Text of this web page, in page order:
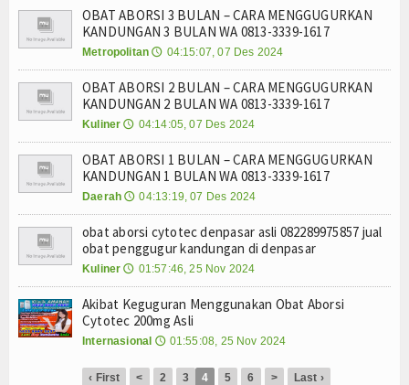
Dokumen A
Dokumen B
Dokumen C
Video
Agenda
Cara Menggugurkan Kandungan Usia Kehamilan
Cara Menggugurkan Kandungan Usia Kehamilan
Cara Menggugurkan Kandungan Usia Kehamilan
Cara Menggugurkan Kandungan Usia Kehamilan
Mencari Informasi Obat Aborsi Misoprostol di
Mencari Informasi Obat Aborsi Misoprostol di
Mencari Informasi Obat Aborsi Misoprostol Di
Mencari Informasi Obat Aborsi Misoprostol Di
Cara Menggugurkan Kandungan Usia Kehamilan
Cara Menggugurkan Kandungan Usia Kehamilan
OBAT ABORSI 3 BULAN – CARA MENGGUGURKAN
KANDUNGAN 3 BULAN WA 0813-3339-1617
Metropolitan 🕔 04:15:07, 07 Des 2024
OBAT ABORSI 2 BULAN – CARA MENGGUGURKAN
KANDUNGAN 2 BULAN WA 0813-3339-1617
Kuliner 🕔 04:14:05, 07 Des 2024
OBAT ABORSI 1 BULAN – CARA MENGGUGURKAN
KANDUNGAN 1 BULAN WA 0813-3339-1617
Daerah 🕔 04:13:19, 07 Des 2024
obat aborsi cytotec denpasar asli 082289975857 jual
obat penggugur kandungan di denpasar
Kuliner 🕔 01:57:46, 25 Nov 2024
Akibat Keguguran Menggunakan Obat Aborsi
Cytotec 200mg Asli
Internasional 🕔 01:55:08, 25 Nov 2024
‹ First < 2 3 4 5 6 > Last ›